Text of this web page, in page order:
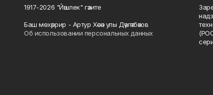
1917-2026 "Йәшлек" гәзите
Баш мөхәррир - Артур Хәсән улы Дәүләтбәков
Об использовании персональных данных